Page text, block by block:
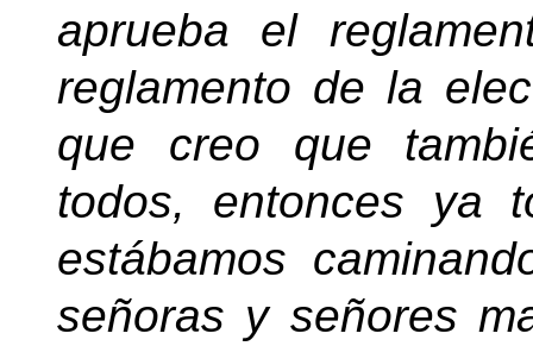
aprueba el
reglamento de la
que creo que
todos, entonces ya
estábamos
señoras y señores